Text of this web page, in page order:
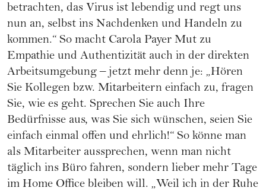
betrachten, das Virus ist lebendig und regt uns
nun an, selbst ins Nachdenken und Handeln zu
kommen.“ So macht Carola Payer Mut zu
Empathie und Authentizität auch in der direkten
Arbeitsumgebung – jetzt mehr denn je: „Hören
Sie Kollegen bzw. Mitarbeitern einfach zu, fragen
Sie, wie es geht. Sprechen Sie auch Ihre
Bedürfnisse aus, was Sie sich wünschen, seien Sie
einfach einmal offen und ehrlich!“ So könne man
als Mitarbeiter aussprechen, wenn man nicht
täglich ins Büro fahren, sondern lieber mehr Tage
im Home Office bleiben will. „Weil ich in der Ruhe